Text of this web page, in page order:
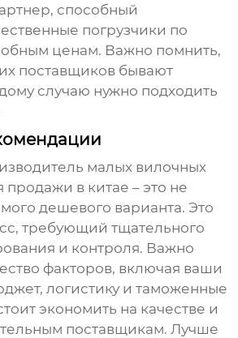
способный
погрузчики по
ценам. Важно помнить,
поставщиков бывают
случаю нужно подходить
малых вилочных
продажи в китае – это не
дешевого варианта. Это
требующий тщательного
и контроля. Важно
факторов, включая ваши
логистику и таможенные
экономить на качестве и
поставщикам. Лучше